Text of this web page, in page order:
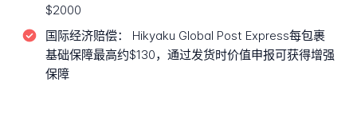
$2000
国际经济赔偿：
Hikyaku Global Post Express每包裹
基础保障最高约$130，通过发货时价值申报可获得增强
保障